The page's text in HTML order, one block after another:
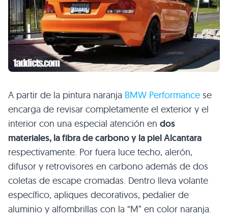
A partir de la pintura naranja BMW Performance se
encarga de revisar completamente el exterior y el
interior con una especial atención en dos
materiales, la fibra de carbono y la piel Alcantara
respectivamente. Por fuera luce techo, alerón,
difusor y retrovisores en carbono además de dos
coletas de escape cromadas. Dentro lleva volante
específico, apliques decorativos, pedalier de
aluminio y alfombrillas con la “M” en color naranja.